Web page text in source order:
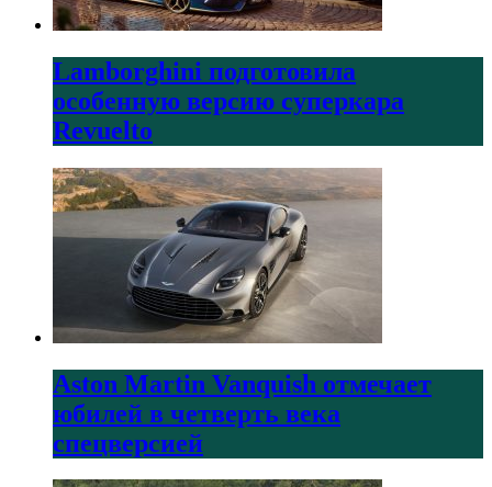
Lamborghini подготовила
особенную версию суперкара
Revuelto
Aston Martin Vanquish отмечает
юбилей в четверть века
спецверсией